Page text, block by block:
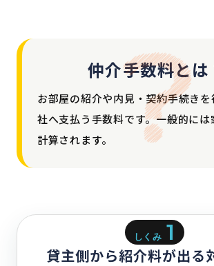
仲介手数料とは
お部屋の紹介や内見・契約手続き
社へ支払う手数料です。一般的には
計算されます。
しくみ 1
貸主側から紹介料が出る